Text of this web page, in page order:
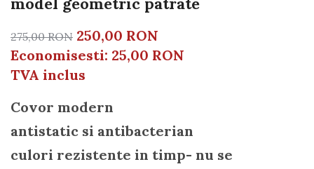
275,00 RON 250,00 RON
Economisesti: 25,00 RON
TVA inclus
Covor modern
antistatic si antibacterian
culori rezistente in timp- nu se